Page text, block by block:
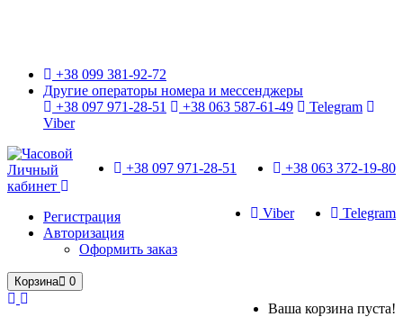
+38 099 381-92-72
Другие операторы номера и мессенджеры
+38 097 971-28-51
+38 063 587-61-49
Telegram
Viber
+38 063 372-19-80
+38 097 971-28-51
Telegram
Viber
Личный
кабинет
Регистрация
Авторизация
Оформить заказ
Корзина 0
Ваша корзина пуста!